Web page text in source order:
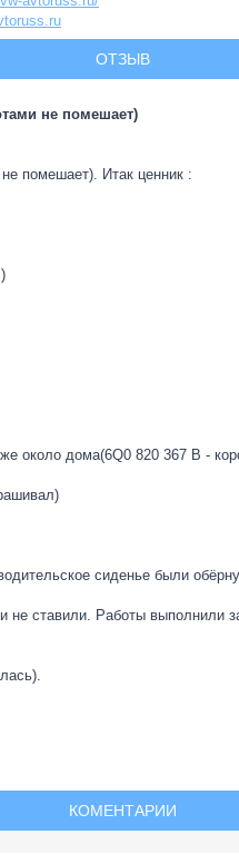
ОТЗЫВ
не помешает)
помешает). Итак ценник :
около дома(6Q0 820 367 B -
сиденье были
ставили. Работы выполнили
КОМЕНТАРИИ